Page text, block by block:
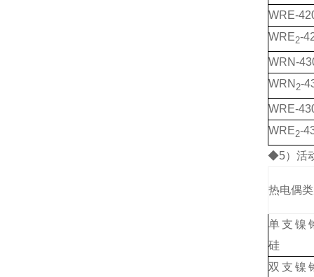
WRE-
WRE2-
WRN-
WRN 2-
WRE-
WRE2-
◆5）活
热电偶
单支镍
硅
双支镍